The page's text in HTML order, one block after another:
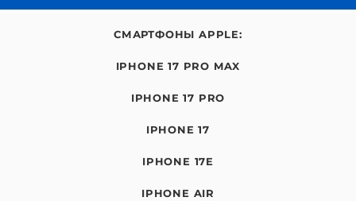
СМАРТФОНЫ APPLE:
IPHONE 17 PRO MAX
IPHONE 17 PRO
IPHONE 17
IPHONE 17E
IPHONE AIR